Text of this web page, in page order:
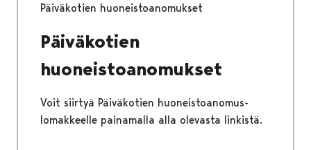
Päiväkotien huoneistoanomukset
Päiväkotien
huoneistoanomukset
Voit siirtyä Päiväkotien huoneistoanomus-
lomakkeelle painamalla alla olevasta linkistä.